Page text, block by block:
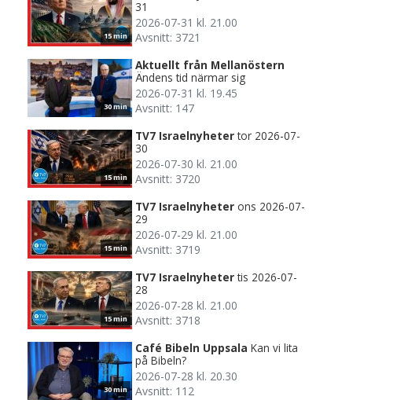
15 min
31
2026-07-31 kl. 21.00
Avsnitt: 3721
30 min
Aktuellt från Mellanöstern
Ändens tid närmar sig
2026-07-31 kl. 19.45
Avsnitt: 147
15 min
TV7 Israelnyheter tor 2026-07-
30
2026-07-30 kl. 21.00
Avsnitt: 3720
15 min
TV7 Israelnyheter ons 2026-07-
29
2026-07-29 kl. 21.00
Avsnitt: 3719
15 min
TV7 Israelnyheter tis 2026-07-
28
2026-07-28 kl. 21.00
Avsnitt: 3718
30 min
Café Bibeln Uppsala Kan vi lita
på Bibeln?
2026-07-28 kl. 20.30
Avsnitt: 112